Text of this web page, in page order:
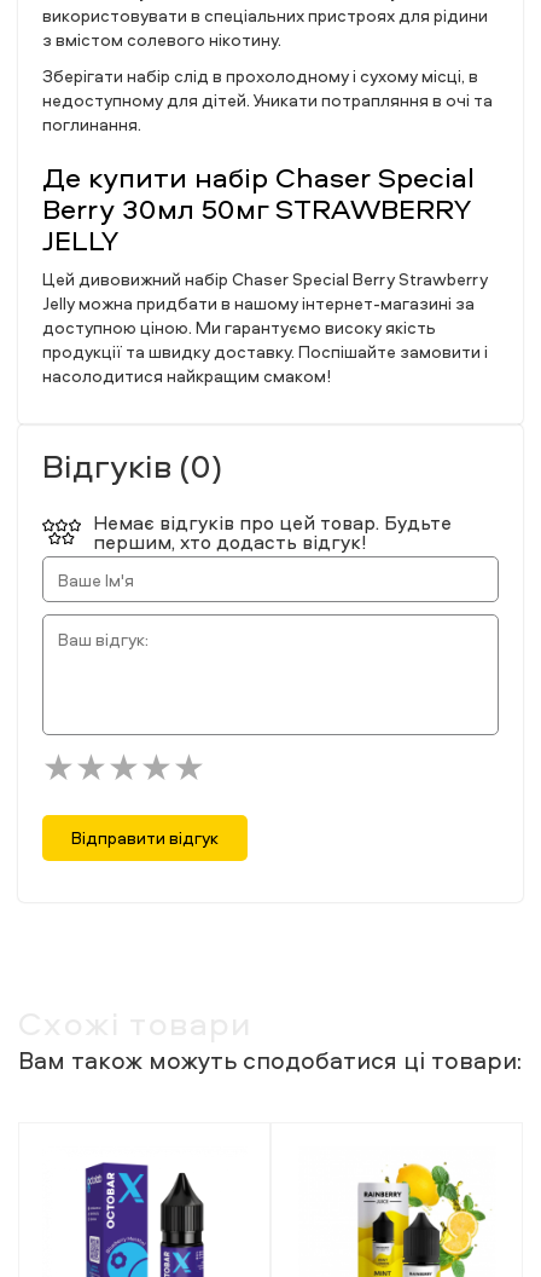
використовувати в спеціальних пристроях для рідини
з вмістом солевого нікотину.
Зберігати набір слід в прохолодному і сухому місці, в
недоступному для дітей. Уникати потрапляння в очі та
поглинання.
Де купити набір Chaser Special
Berry 30мл 50мг STRAWBERRY
JELLY
Цей дивовижний набір Chaser Special Berry Strawberry
Jelly можна придбати в нашому інтернет-магазині за
доступною ціною. Ми гарантуємо високу якість
продукції та швидку доставку. Поспішайте замовити і
насолодитися найкращим смаком!
Відгуків (0)
Немає відгуків про цей товар. Будьте
першим, хто додасть відгук!
Відправити відгук
Вам також можуть сподобатися ці товари: